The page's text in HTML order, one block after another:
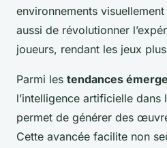
environnements
aussi de révolutionner
joueurs, rendant les jeux
Parmi les tendances
l’intelligence artificielle dans
permet de générer des
Cette avancée facilite non